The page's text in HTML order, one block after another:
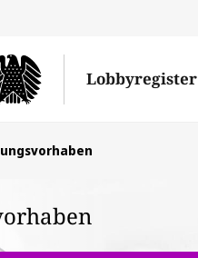
Lobbyregister